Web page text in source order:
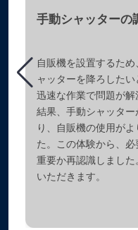
手動シャッターの
自販機を設置するた
ャッターを降ろしたい
迅速な作業で問題が
結果、手動シャッタ
り、自販機の使用が
た。この体験から、
重要か再認識しまし
いただきます。